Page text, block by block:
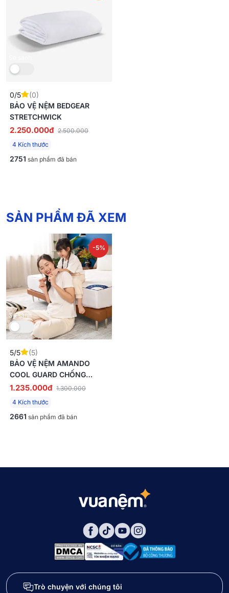
0/5
(0)
BẢO VỆ NỆM BEDGEAR
STRETCHWICK
2.250.000đ 2.500.000
4 Kích thước
2751 sản phẩm đã bán
SẢN PHẨM ĐÃ XEM
So sánh
-5%
5/5
(5)
BẢO VỆ NỆM AMANDO
COOL GUARD CHỐNG
THẤM, LÀM MÁT
1.235.000đ 1.300.000
4 Kích thước
2661 sản phẩm đã bán
Trò chuyện với chúng tôi